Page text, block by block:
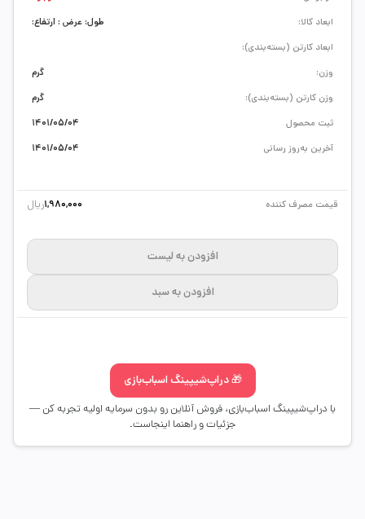
ابعاد کالا:
طول: عرض : ارتفاع:
ابعاد کارتن (بسته‌بندی):
وزن:
گرم
وزن کارتن (بسته‌بندی):
گرم
ثبت محصول
1401/05/04
آخرین به‌روز رسانی
1401/05/04
قیمت مصرف کننده 1,980,000ریال
افزودن به لیست
افزودن به سبد
🎁 دراپ‌شیپینگ اسباب‌بازی
با دراپ‌شیپینگ اسباب‌بازی، فروش آنلاین رو بدون سرمایه اولیه تجربه کن —
جزئیات و راهنما اینجاست.